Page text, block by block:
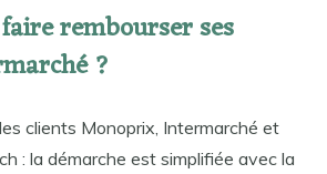
rembourser ses
?
clients Monoprix, Intermarché et
: la démarche est simplifiée avec la